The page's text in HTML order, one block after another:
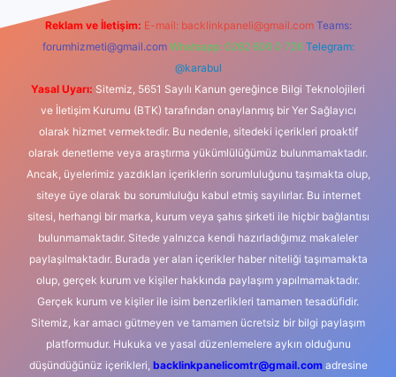
Reklam ve İletişim: E-mail: backlinkpaneli@gmail.com Teams:
forumhizmeti@gmail.com Whatsapp: 0262 606 0 726 Telegram:
@karabul
Yasal Uyarı: Sitemiz, 5651 Sayılı Kanun gereğince Bilgi Teknolojileri
ve İletişim Kurumu (BTK) tarafından onaylanmış bir Yer Sağlayıcı
olarak hizmet vermektedir. Bu nedenle, sitedeki içerikleri proaktif
olarak denetleme veya araştırma yükümlülüğümüz bulunmamaktadır.
Ancak, üyelerimiz yazdıkları içeriklerin sorumluluğunu taşımakta olup,
siteye üye olarak bu sorumluluğu kabul etmiş sayılırlar. Bu internet
sitesi, herhangi bir marka, kurum veya şahıs şirketi ile hiçbir bağlantısı
bulunmamaktadır. Sitede yalnızca kendi hazırladığımız makaleler
paylaşılmaktadır. Burada yer alan içerikler haber niteliği taşımamakta
olup, gerçek kurum ve kişiler hakkında paylaşım yapılmamaktadır.
Gerçek kurum ve kişiler ile isim benzerlikleri tamamen tesadüfidir.
Sitemiz, kar amacı gütmeyen ve tamamen ücretsiz bir bilgi paylaşım
platformudur. Hukuka ve yasal düzenlemelere aykırı olduğunu
düşündüğünüz içerikleri, backlinkpanelicomtr@gmail.comadresine